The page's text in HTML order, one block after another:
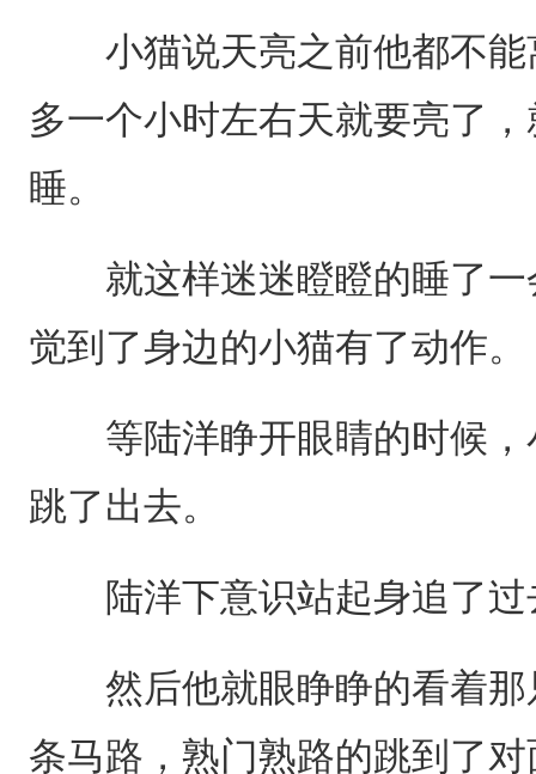
小猫说天亮之前他都不能
多一个小时左右天就要亮了
睡。
就这样迷迷瞪瞪的睡了一
觉到了身边的小猫有了动作。
等陆洋睁开眼睛的时候，
跳了出去。
陆洋下意识站起身追了过
然后他就眼睁睁的看着那
条马路，熟门熟路的跳到了